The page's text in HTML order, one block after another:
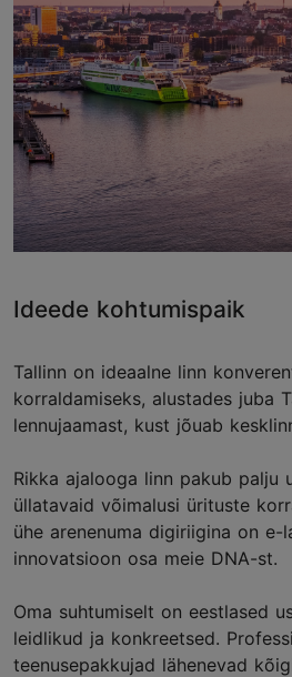
Ideede kohtumispaik
Tallinn on ideaalne linn
korraldamiseks, alustades juba
lennujaamast, kust jõuab
Rikka ajalooga linn pakub palju
üllatavaid võimalusi ürituste
ühe arenenuma digiriigina on e-
innovatsioon osa meie DNA-st.
Oma suhtumiselt on eestlased
leidlikud ja konkreetsed.
teenusepakkujad lähenevad